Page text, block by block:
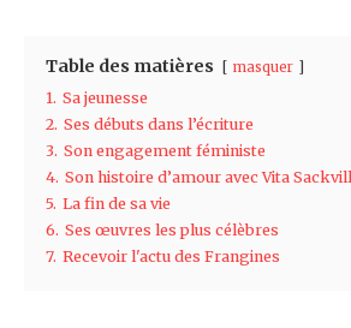
Table des matières masquer
1. Sa jeunesse
2. Ses débuts dans l’écriture
3. Son engagement féministe
4. Son histoire d’amour avec Vita
5. La fin de sa vie
6. Ses œuvres les plus célèbres
7. Recevoir l'actu des Frangines